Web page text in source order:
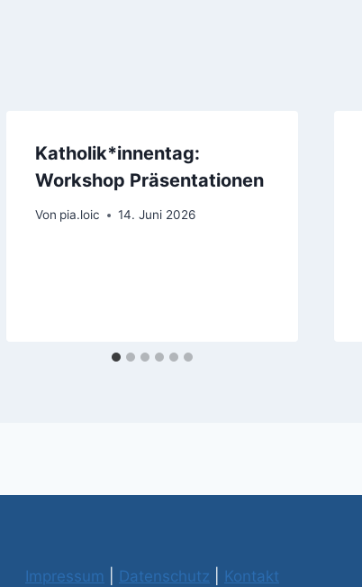
Katholik*innentag:
Workshop Präsentationen
Von pia.loic 14. Juni 2026
Impressum Datenschutz Kontakt